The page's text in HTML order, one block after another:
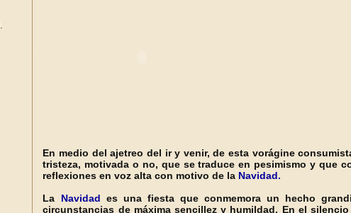
En medio del ajetreo del ir y venir, de esta vorágine
tristeza, motivada o no, que se traduce en pesimismo y que
reflexiones en voz alta con motivo de la Navidad.
La Navidad es una fiesta que conmemora un hecho
circunstancias de máxima sencillez y humildad. En el